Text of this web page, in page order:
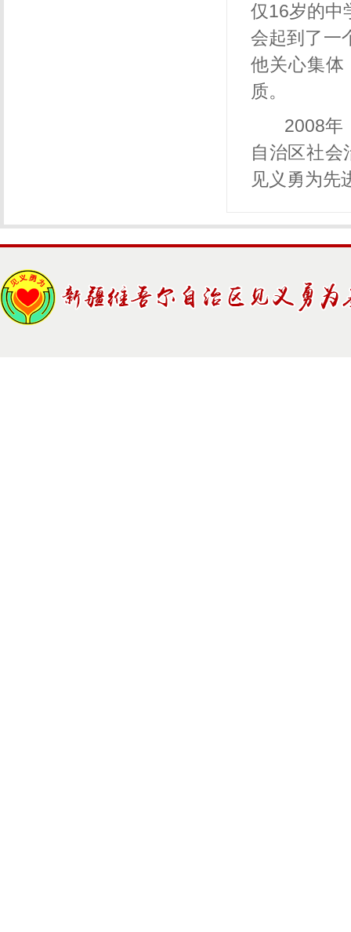
仅16岁的中
会起到了一
他关心集体
质。
2008年
自治区社会
见义勇为先